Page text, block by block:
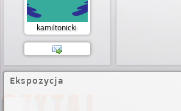
kamiltonicki
Ekspozycja